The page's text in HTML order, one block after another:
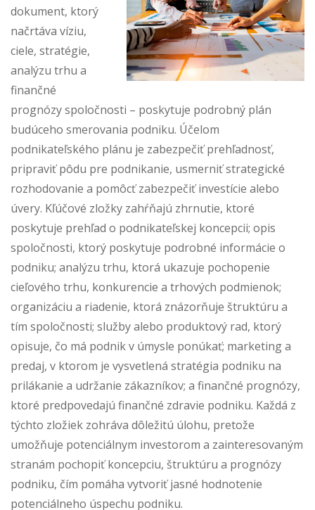
dokument, ktorý
načrtáva víziu,
ciele, stratégie,
analýzu trhu a
finančné
prognózy spoločnosti – poskytuje podrobný plán
budúceho smerovania podniku. Účelom
podnikateľského plánu je zabezpečiť prehľadnosť,
pripraviť pôdu pre podnikanie, usmerniť strategické
rozhodovanie a pomôcť zabezpečiť investície alebo
úvery. Kľúčové zložky zahŕňajú zhrnutie, ktoré
poskytuje prehľad o podnikateľskej koncepcii; opis
spoločnosti, ktorý poskytuje podrobné informácie o
podniku; analýzu trhu, ktorá ukazuje pochopenie
cieľového trhu, konkurencie a trhových podmienok;
organizáciu a riadenie, ktorá znázorňuje štruktúru a
tím spoločnosti; služby alebo produktový rad, ktorý
opisuje, čo má podnik v úmysle ponúkať; marketing a
predaj, v ktorom je vysvetlená stratégia podniku na
prilákanie a udržanie zákazníkov; a finančné prognózy,
ktoré predpovedajú finančné zdravie podniku. Každá z
týchto zložiek zohráva dôležitú úlohu, pretože
umožňuje potenciálnym investorom a zainteresovaným
stranám pochopiť koncepciu, štruktúru a prognózy
podniku, čím pomáha vytvoriť jasné hodnotenie
potenciálneho úspechu podniku.